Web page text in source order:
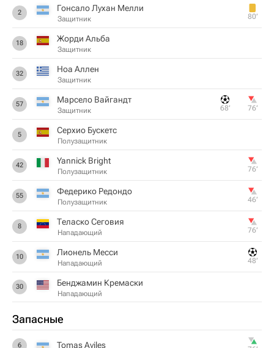
2 Гонсало Лухан Мелли
Защитник 80‎’‎
18 Жорди Альба
Защитник
32 Ноа Аллен
Защитник
57 Марсело Вайгандт
Защитник 68‎’‎ 76‎’‎
5 Серхио Бускетс
Полузащитник
42 Yannick Bright
Полузащитник 76‎’‎
55 Федерико Редондо
Полузащитник 46‎’‎
8 Теласко Сеговия
Нападающий 76‎’‎
10 Лионель Месси
Нападающий 48‎’‎
30 Бенджамин Кремаски
Нападающий
Запасные
6 Tomas Aviles